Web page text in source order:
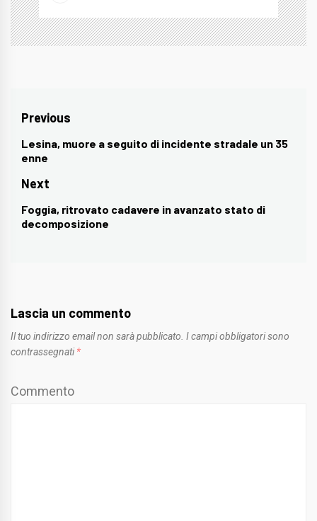
Navigazione
articoli
Previous
Previous
post:
Lesina, muore a seguito di incidente stradale un 35
enne
Next
Next
post:
Foggia, ritrovato cadavere in avanzato stato di
decomposizione
Lascia un commento
Il tuo indirizzo email non sarà pubblicato. I campi obbligatori sono
contrassegnati *
Commento